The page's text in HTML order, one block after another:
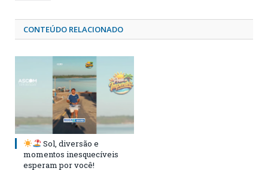
CONTEÚDO RELACIONADO
Sol, diversão e
momentos inesquecíveis
esperam por você!